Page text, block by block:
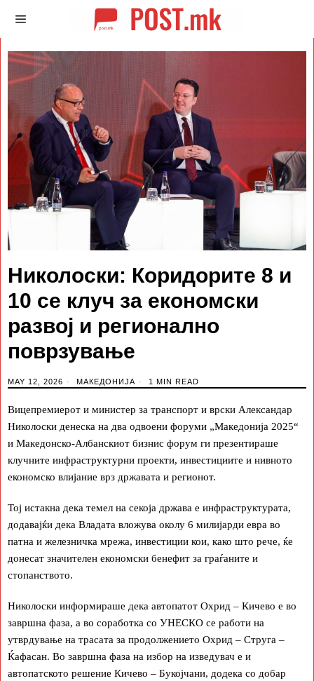
Николоски: Коридорите 8 и
10 се клуч за економски
развој и регионално
поврзување
MAY 12, 2026 МАКЕДОНИЈА 1 MIN READ
Вицепремиерот и министер за транспорт и врски Александар
Николоски денеска на два одвоени форуми „Македонија 2025“
и Македонско-Албанскиот бизнис форум ги презентираше
клучните инфраструктурни проекти, инвестициите и нивното
економско влијание врз државата и регионот.
Тој истакна дека темел на секоја држава е инфраструктурата,
додавајќи дека Владата вложува околу 6 милијарди евра во
патна и железничка мрежа, инвестиции кои, како што рече, ќе
донесат значителен економски бенефит за граѓаните и
стопанството.
Николоски информираше дека автопатот Охрид – Кичево е во
завршна фаза, а во соработка со УНЕСКО се работи на
утврдување на трасата за продолжението Охрид – Струга –
Ќафасан. Во завршна фаза на избор на изведувач е и
автопатското решение Кичево – Букојчани, додека со добар